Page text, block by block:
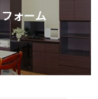
ォーム